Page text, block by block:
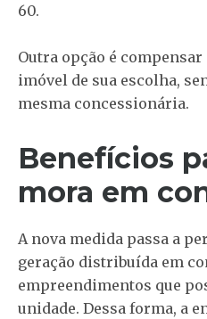
60.
Outra opção é
imóvel de sua escolha,
mesma concessionária.
Benefícios
mora em
A nova medida passa a
geração distribuída em
empreendimentos que
unidade. Dessa forma, a